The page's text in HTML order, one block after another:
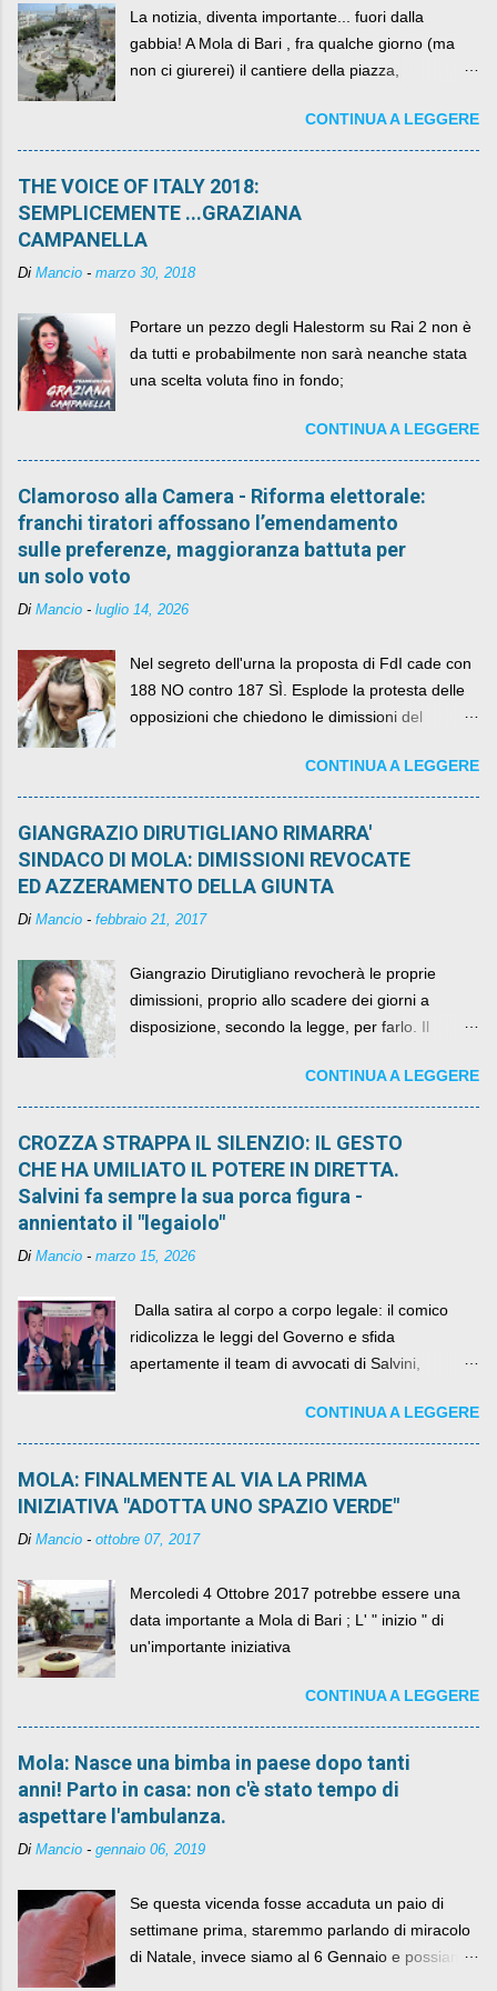
La notizia, diventa importante... fuori dalla
gabbia! A Mola di Bari , fra qualche giorno (ma
non ci giurerei) il cantiere della piazza,
per un numero esorbitante di mesi, non ci sarà
più. C'era una volta Piazza XX Settembre ,
CONTINUA A LEGGERE
THE VOICE OF ITALY 2018:
SEMPLICEMENTE ...GRAZIANA
CAMPANELLA
Di Mancio - marzo 30, 2018
Portare un pezzo degli Halestorm su Rai 2 non è
da tutti e probabilmente non sarà neanche stata
una scelta voluta fino in fondo;
CONTINUA A LEGGERE
Clamoroso alla Camera - Riforma elettorale:
franchi tiratori affossano l’emendamento
sulle preferenze, maggioranza battuta per
un solo voto
Di Mancio - luglio 14, 2026
Nel segreto dell'urna la proposta di FdI cade con
188 NO contro 187 SÌ. Esplode la protesta delle
opposizioni che chiedono le dimissioni del
CONTINUA A LEGGERE
GIANGRAZIO DIRUTIGLIANO RIMARRA'
SINDACO DI MOLA: DIMISSIONI REVOCATE
ED AZZERAMENTO DELLA GIUNTA
Di Mancio - febbraio 21, 2017
Giangrazio Dirutigliano revocherà le proprie
dimissioni, proprio allo scadere dei giorni a
disposizione, secondo la legge, per farlo. Il
quelli che si auspicavano il contrario.CONTINUA A LEGGERE
CROZZA STRAPPA IL SILENZIO: IL GESTO
CHE HA UMILIATO IL POTERE IN DIRETTA.
Salvini fa sempre la sua porca figura -
annientato il "legaiolo"
Di Mancio - marzo 15, 2026
​ Dalla satira al corpo a corpo legale: il comico
ridicolizza le leggi del Governo e sfida
apertamente il team di avvocati di Salvini,
CONTINUA A LEGGERE
MOLA: FINALMENTE AL VIA LA PRIMA
INIZIATIVA "ADOTTA UNO SPAZIO VERDE"
Di Mancio - ottobre 07, 2017
Mercoledi 4 Ottobre 2017 potrebbe essere una
data importante a Mola di Bari ; L' " inizio " di
un'importante iniziativa
CONTINUA A LEGGERE
Mola: Nasce una bimba in paese dopo tanti
anni! Parto in casa: non c'è stato tempo di
aspettare l'ambulanza.
Di Mancio - gennaio 06, 2019
Se questa vicenda fosse accaduta un paio di
settimane prima, staremmo parlando di miracolo
di Natale, invece siamo al 6 Gennaio e possiamo